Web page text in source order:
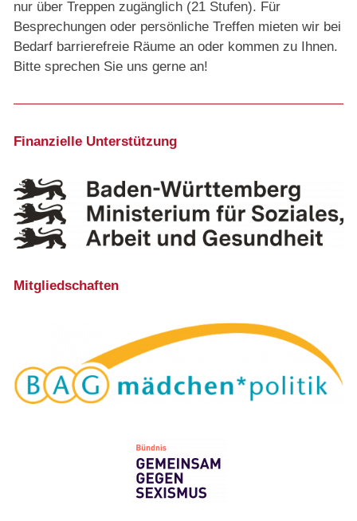
nur über Treppen zugänglich (21 Stufen). Für
Besprechungen oder persönliche Treffen mieten wir bei
Bedarf barrierefreie Räume an oder kommen zu Ihnen.
Bitte sprechen Sie uns gerne an!
Finanzielle Unterstützung
Mitgliedschaften